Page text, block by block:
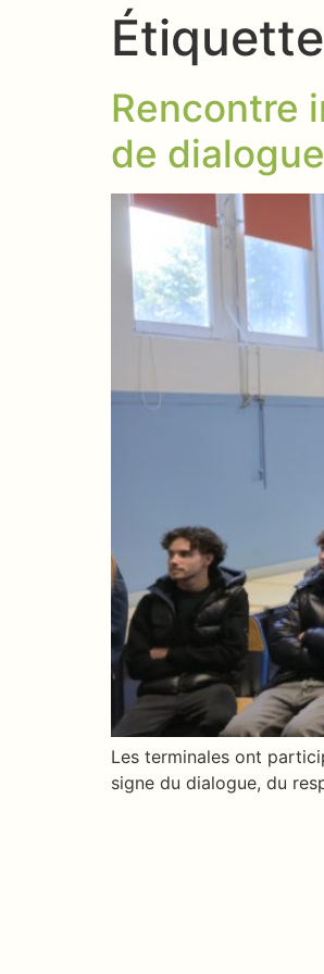
Rencontre
de dialogue
Les terminales ont
signe du dialogue, du